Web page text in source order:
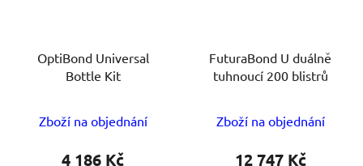
OptiBond Universal
Bottle Kit
Zboží na objednání
4 186 Kč
FuturaBond U duálně
tuhnoucí 200 blistrů
Zboží na objednání
12 747 Kč